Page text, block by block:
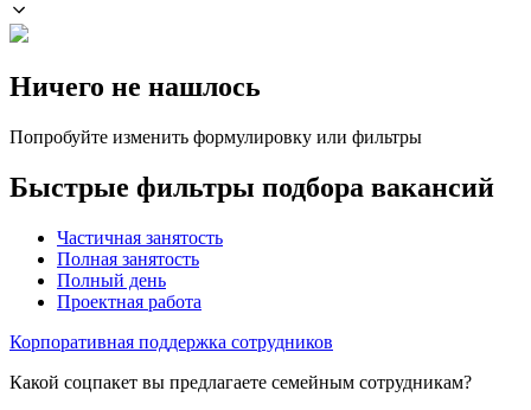
Ничего не нашлось
Попробуйте изменить формулировку или фильтры
Быстрые фильтры подбора вакансий
Частичная занятость
Полная занятость
Полный день
Проектная работа
Корпоративная поддержка сотрудников
Какой соцпакет вы предлагаете семейным сотрудникам?